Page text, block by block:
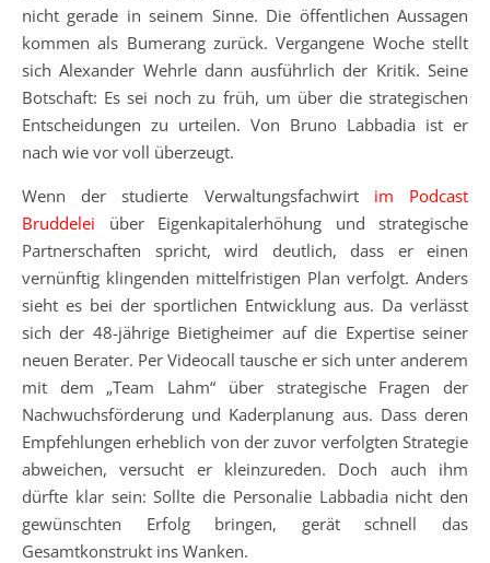
nicht gerade in seinem Sinne. Die öffentlichen Aussagen
kommen als Bumerang zurück. Vergangene Woche stellt
sich Alexander Wehrle dann ausführlich der Kritik. Seine
Botschaft: Es sei noch zu früh, um über die strategischen
Entscheidungen zu urteilen. Von Bruno Labbadia ist er
nach wie vor voll überzeugt.
Wenn der studierte Verwaltungsfachwirt im Podcast
Bruddelei über Eigenkapitalerhöhung und strategische
Partnerschaften spricht, wird deutlich, dass er einen
vernünftig klingenden mittelfristigen Plan verfolgt. Anders
sieht es bei der sportlichen Entwicklung aus. Da verlässt
sich der 48-jährige Bietigheimer auf die Expertise seiner
neuen Berater. Per Videocall tausche er sich unter anderem
mit dem „Team Lahm“ über strategische Fragen der
Nachwuchsförderung und Kaderplanung aus. Dass deren
Empfehlungen erheblich von der zuvor verfolgten Strategie
abweichen, versucht er kleinzureden. Doch auch ihm
dürfte klar sein: Sollte die Personalie Labbadia nicht den
gewünschten Erfolg bringen, gerät schnell das
Gesamtkonstrukt ins Wanken.